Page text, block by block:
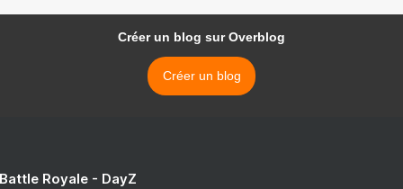
Créer un blog sur Overblog
Créer un blog
Royale - DayZ